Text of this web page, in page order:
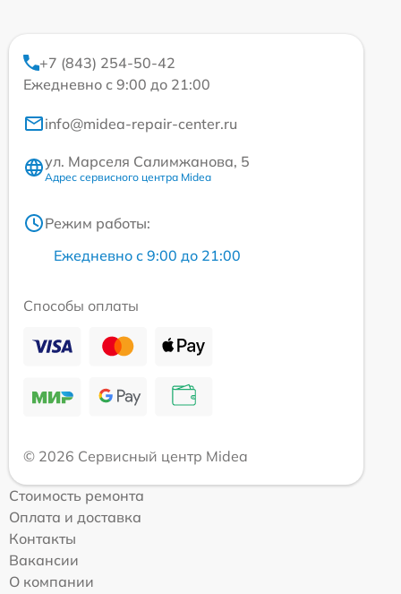
+7 (843) 254-50-42
Ежедневно с 9:00 до 21:00
info@midea-repair-center.ru
ул. Марселя Салимжанова, 5
Адрес сервисного центра Midea
Режим работы:
Ежедневно с 9:00 до 21:00
Способы оплаты
© 2026 Сервисный центр Midea
Стоимость ремонта
Оплата и доставка
Контакты
Вакансии
О компании